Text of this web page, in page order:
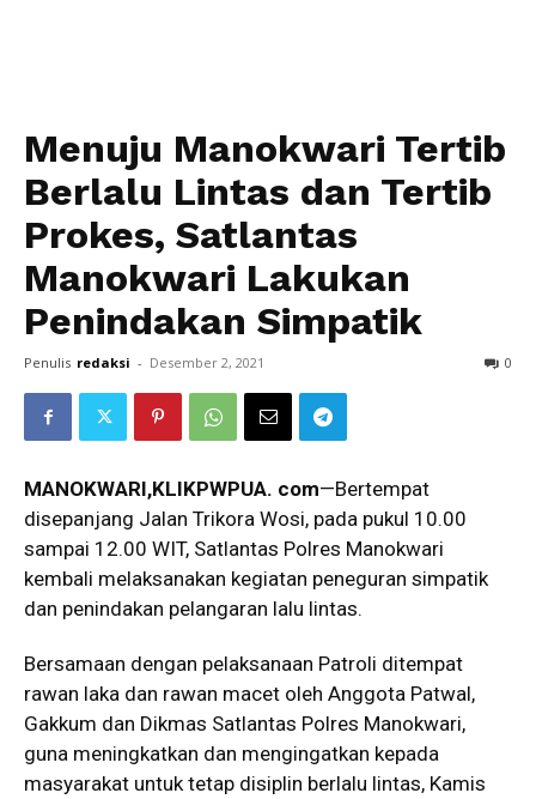
Menuju Manokwari Tertib
Berlalu Lintas dan Tertib
Prokes, Satlantas
Manokwari Lakukan
Penindakan Simpatik
Penulis redaksi - Desember 2, 2021 0
MANOKWARI,KLIKPWPUA. com—Bertempat
disepanjang Jalan Trikora Wosi, pada pukul 10.00
sampai 12.00 WIT, Satlantas Polres Manokwari
kembali melaksanakan kegiatan peneguran simpatik
dan penindakan pelangaran lalu lintas.
Bersamaan dengan pelaksanaan Patroli ditempat
rawan laka dan rawan macet oleh Anggota Patwal,
Gakkum dan Dikmas Satlantas Polres Manokwari,
guna meningkatkan dan mengingatkan kepada
masyarakat untuk tetap disiplin berlalu lintas, Kamis